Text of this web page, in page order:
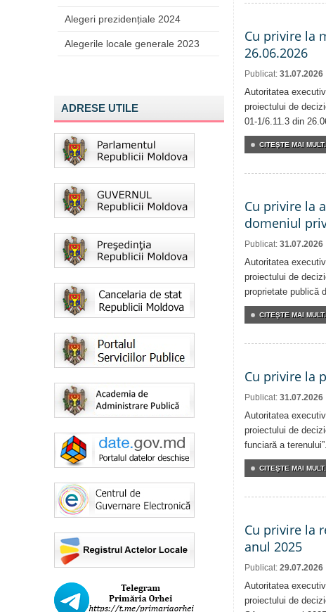
Alegeri prezidențiale 2024
Alegerile locale generale 2023
ADRESE UTILE
Cu privire la
26.06.2026
Publicat: 31.07.2026
Autoritatea
proiectului de
01-1/6.11.3 din
CITEŞTE MAI
Cu privire la
domeniul
Publicat: 31.07.2026
Autoritatea
proiectului de
proprietate publică
CITEŞTE MAI
Cu privire la
Publicat: 31.07.2026
Autoritatea
proiectului de
funciară a terenului”.
CITEŞTE MAI
Cu privire la
anul 2025
Publicat: 29.07.2026
Autoritatea
proiectului de